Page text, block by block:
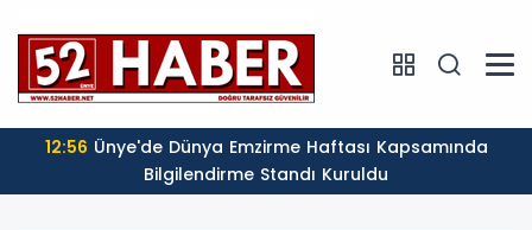
12:56
Bilgilendirme Standı Kuruldu